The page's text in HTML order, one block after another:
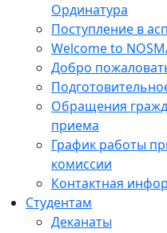
Ординатура
Поступление в
Welcome to
Добро
Обращения
приема
График работы
комиссии
Контактная
Студентам
Деканаты